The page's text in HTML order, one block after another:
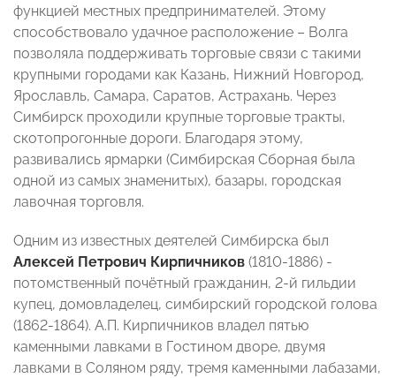
функцией местных предпринимателей. Этому
способствовало удачное расположение – Волга
позволяла поддерживать торговые связи с такими
крупными городами как Казань, Нижний Новгород,
Ярославль, Самара, Саратов, Астрахань. Через
Симбирск проходили крупные торговые тракты,
скотопрогонные дороги. Благодаря этому,
развивались ярмарки (Симбирская Сборная была
одной из самых знаменитых), базары, городская
лавочная торговля.
Одним из известных деятелей Симбирска был
Алексей Петрович Кирпичников (1810-1886) -
потомственный почётный гражданин, 2-й гильдии
купец, домовладелец, симбирский городской голова
(1862-1864). А.П. Кирпичников владел пятью
каменными лавками в Гостином дворе, двумя
лавками в Соляном ряду, тремя каменными лабазами,